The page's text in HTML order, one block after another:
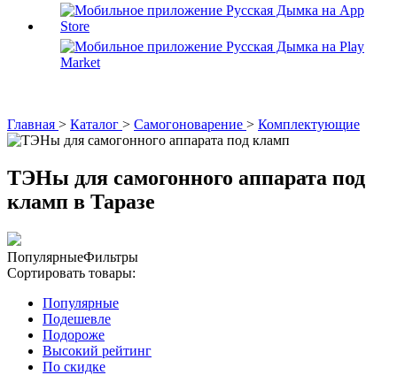
Главная > Каталог > Самогоноварение > Комплектующие
ТЭНы для самогонного аппарата под
кламп в Таразе
ПопулярныеФильтры
Сортировать товары:
Популярные
Подешевле
Подороже
Высокий рейтинг
По скидке